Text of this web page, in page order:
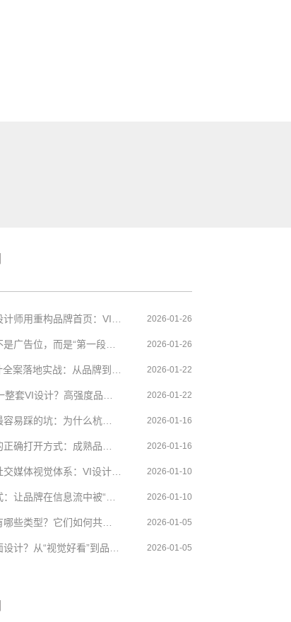
2026-01-26
品牌首页不是广告位，而是“第一段品牌叙事” 2026-01-26
2026-01-22
2026-01-22
品牌重塑最容易踩的坑：为什么杭州很多品牌从一开始就失败了？ 2026-01-16
2026-01-16
从零搭建社交媒体视觉体系：VI设计如何支撑长期内容输出 2026-01-10
2026-01-10
平面设计有哪些类型？它们如何共同构成品牌VI设计 2026-01-05
2026-01-05